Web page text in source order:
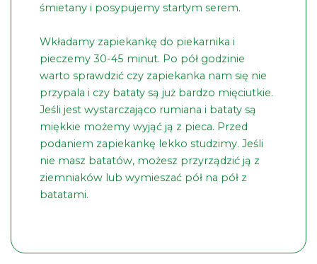
śmietany i posypujemy startym serem.
Wkładamy zapiekankę do piekarnika i
pieczemy 30-45 minut. Po pół godzinie
warto sprawdzić czy zapiekanka nam się nie
przypala i czy bataty są już bardzo mięciutkie.
Jeśli jest wystarczająco rumiana i bataty są
miękkie możemy wyjąć ją z pieca. Przed
podaniem zapiekankę lekko studzimy. Jeśli
nie masz batatów, możesz przyrządzić ją z
ziemniaków lub wymieszać pół na pół z
batatami.